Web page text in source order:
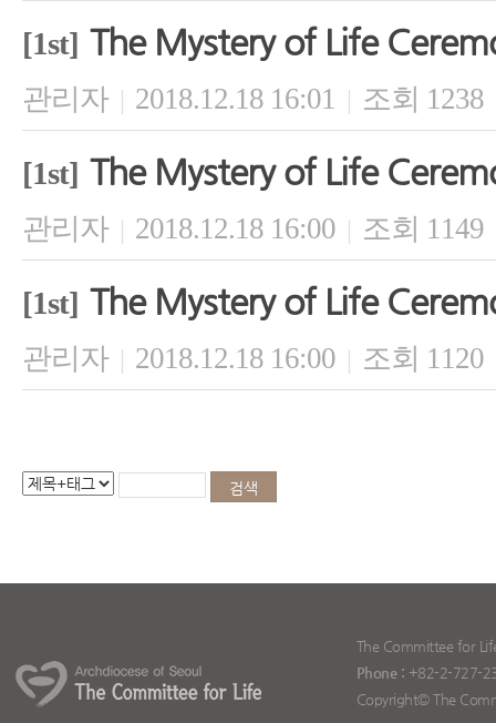
[1st] The Mystery of Life
관리자 | 2018.12.18 16:01 | 조회 1238
[1st] The Mystery of Life
관리자 | 2018.12.18 16:00 | 조회 1149
[1st] The Mystery of Life
관리자 | 2018.12.18 16:00 | 조회 1120
The Committee for
Phone : +82-2-727-
Copyright© The